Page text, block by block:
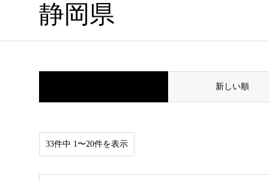
静岡県
新しい順
33件中 1〜20件を表示